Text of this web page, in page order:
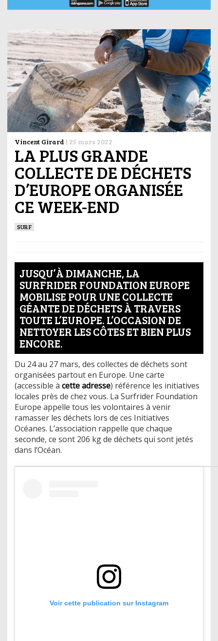
Vincent Girard | 25 mars 2022
LA PLUS GRANDE
COLLECTE DE DÉCHETS
D’EUROPE ORGANISÉE
CE WEEK-END
SURF
JUSQU’À DIMANCHE, LA
SURFRIDER FOUNDATION EUROPE
MOBILISE POUR UNE COLLECTE
GÉANTE DE DÉCHETS À TRAVERS
TOUTE L’EUROPE. L’OCCASION DE
NETTOYER LES CÔTES ET BIEN PLUS
ENCORE.
Du 24 au 27 mars, des collectes de déchets sont
organisées partout en Europe. Une carte
(accessible à cette adresse) référence les initiatives
locales près de chez vous. La Surfrider Foundation
Europe appelle tous les volontaires à venir
ramasser les déchets lors de ces Initiatives
Océanes. L’association rappelle que chaque
seconde, ce sont 206 kg de déchets qui sont jetés
dans l’Océan.
Voir cette publication sur Instagram